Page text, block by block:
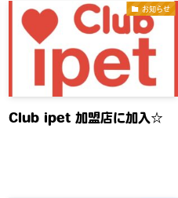
お知らせ
Club ipet 加盟店に加入☆